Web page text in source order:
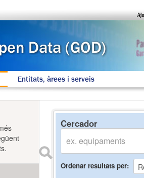
Entitats, àrees i serveis
Cercador
Ordenar resultats per